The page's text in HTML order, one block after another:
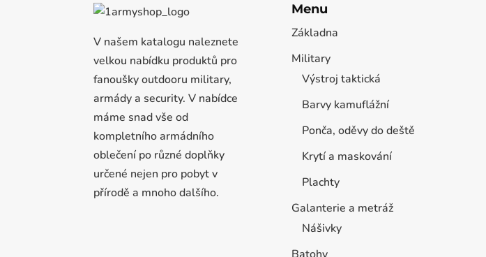
V našem katalogu naleznete
velkou nabídku produktů pro
fanoušky outdooru military,
armády a security. V nabídce
máme snad vše od
kompletního armádního
oblečení po různé doplňky
určené nejen pro pobyt v
přírodě a mnoho dalšího.
Menu
Základna
Military
Výstroj taktická
Barvy kamuflážní
Ponča, oděvy do deště
Krytí a maskování
Plachty
Galanterie a metráž
Nášivky